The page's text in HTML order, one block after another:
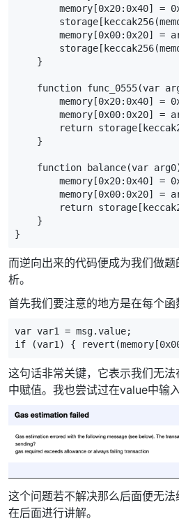
而逆向出来的代码便成为我们做
析。
首先我们要注意的地方是在每个函
var var1 = msg.value;
if (var1) {
这句话非常关键，它表示我们无
中赋值。我也尝试过在value中输
这个问题若不解决那么后面便无
在后面进行讲解。